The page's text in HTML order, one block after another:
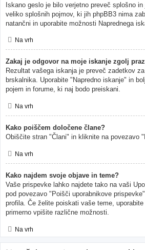
Iskano geslo je bilo verjetno preveč splošno
veliko splošnih pojmov, ki jih phpBB3 nima
natančni in uporabite možnosti Naprednega
Na vrh
Zakaj je odgovor na moje iskanje zgolj
Rezultat vašega iskanja je preveč zadetkov
brskalnika. Uporabite "Napredno iskanje" in
pojem in forume, ki naj bodo preiskani.
Na vrh
Kako poiščem določene člane?
Obiščite stran "Člani" in kliknite na povezavo
Na vrh
Kako najdem svoje objave in teme?
Vaše prispevke lahko najdete tako na vaši
pod povezavo "Poišči uporabnikove
profila. Če želite poiskati vaše teme,
primerno vpišite različne možnosti.
Na vrh